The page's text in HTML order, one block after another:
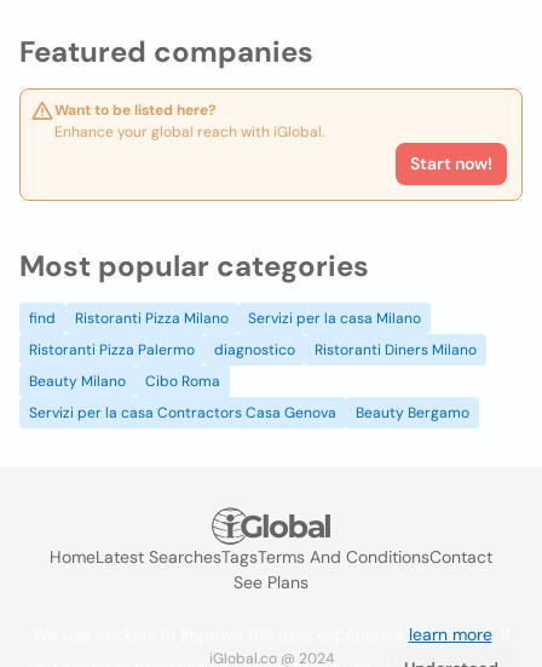
Featured companies
Want to be listed here?
Enhance your global reach with iGlobal.
Start now!
Most popular categories
find Ristoranti Pizza Milano
Servizi per la casa Milano
Ristoranti Pizza Palermo
diagnostico
Ristoranti Diners Milano
Beauty Milano
Cibo Roma
Servizi per la casa Contractors Casa Genova
Beauty Bergamo
HomeLatest SearchesTagsTerms And ConditionsContact
See Plans
iGlobal.co @ 2024
learn more. If